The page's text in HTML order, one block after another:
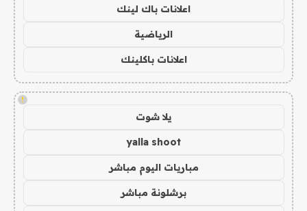
اعلانات باك لينك
الرياضية
اعلانات باكلينك
!
يلا شوت
yalla shoot
مباريات اليوم مباشر
برشلونة مباشر